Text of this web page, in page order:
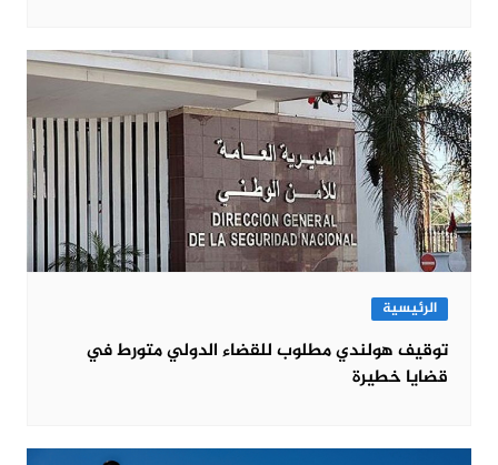
الرئيسية
توقيف هولندي مطلوب للقضاء الدولي متورط في
قضايا خطيرة